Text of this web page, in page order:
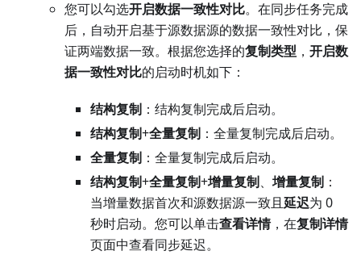
您可以勾选开启数据一致性对比。在同步任务完成
后，自动开启基于源数据源的数据一致性对比，保
证两端数据一致。根据您选择的复制类型 ， 开启数
据一致性对比的启动时机如下：
结构复制 ：结构复制完成后启动。
结构复制+全量复制 ：全量复制完成后启动。
全量复制 ：全量复制完成后启动。
结构复制+全量复制+增量复制、 增量复制 ：
当增量数据首次和源数据源一致且延迟为 0
秒时启动。您可以单击查看详情，在复制详情
页面中查看同步延迟。